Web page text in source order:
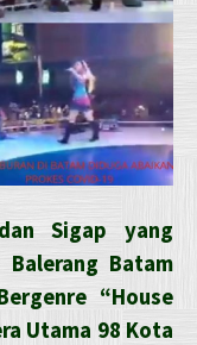
Sigap yang
Batam
“House
Utama 98 Kota